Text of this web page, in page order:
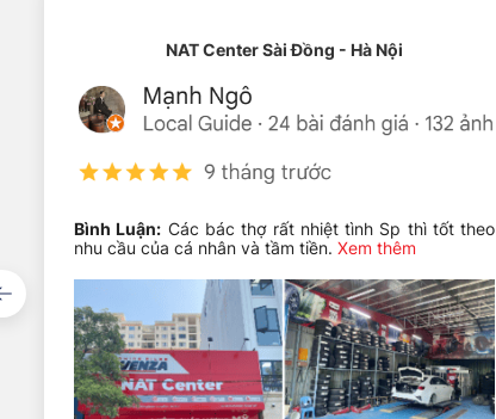
NAT Center Sài Đồng - Hà Nội
Bình Luận: Các bác thợ rất nhiệt tình Sp thì tốt theo
nhu cầu của cá nhân và tầm tiền. Xem thêm